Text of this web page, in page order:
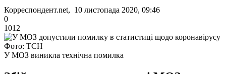
Корреспондент.net, 10 листопада 2020, 09:46
0
1012
Фото: ТСН
У МОЗ виникла технічна помилка